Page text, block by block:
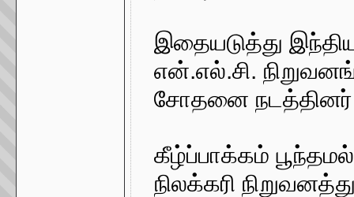
இதையடுத்து
என்.எல்.சி.
சோதனை
கீழ்ப்பாக்கம்
நிலக்கரி